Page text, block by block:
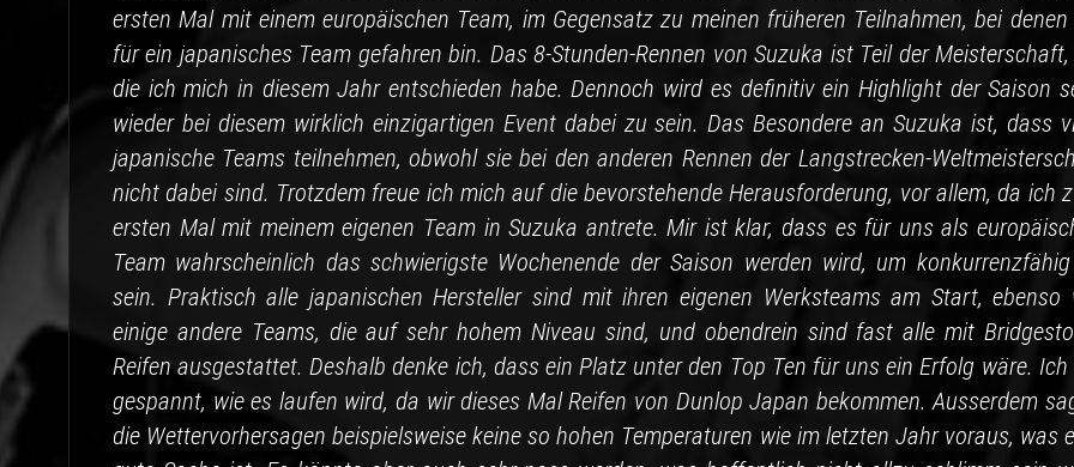
ersten Mal mit einem europäischen Team, im Gegensatz zu meinen früheren Teilnahmen, bei denen
für ein japanisches Team gefahren bin. Das 8-Stunden-Rennen von Suzuka ist Teil der
die ich mich in diesem Jahr entschieden habe. Dennoch wird es definitiv ein Highlight der Saison
wieder bei diesem wirklich einzigartigen Event dabei zu sein. Das Besondere an Suzuka ist, dass
japanische Teams teilnehmen, obwohl sie bei den anderen Rennen der Langstrecken-
nicht dabei sind. Trotzdem freue ich mich auf die bevorstehende Herausforderung, vor allem, da ich
ersten Mal mit meinem eigenen Team in Suzuka antrete. Mir ist klar, dass es für uns als
Team wahrscheinlich das schwierigste Wochenende der Saison werden wird, um
sein. Praktisch alle japanischen Hersteller sind mit ihren eigenen Werksteams am Start, ebenso
einige andere Teams, die auf sehr hohem Niveau sind, und obendrein sind fast alle mit
Reifen ausgestattet. Deshalb denke ich, dass ein Platz unter den Top Ten für uns ein Erfolg wäre. Ich
gespannt, wie es laufen wird, da wir dieses Mal Reifen von Dunlop Japan bekommen. Ausserdem
die Wettervorhersagen beispielsweise keine so hohen Temperaturen wie im letzten Jahr voraus, was